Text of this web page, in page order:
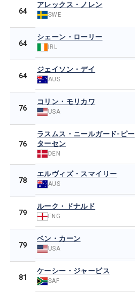
64
アレックス・ノレン
SWE
64
シェーン・ローリー
IRL
64
ジェイソン・デイ
AUS
76
コリン・モリカワ
USA
76
ラスムス・ニールガード-ピー
ターセン
DEN
78
エルヴィズ・スマイリー
AUS
79
ルーク・ドナルド
ENG
79
ベン・カーン
USA
81
ケーシー・ジャービス
SAF